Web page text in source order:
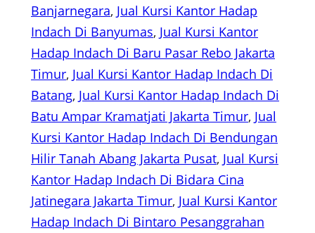
Banjarnegara, Jual Kursi Kantor Hadap
Indach Di Banyumas, Jual Kursi Kantor
Hadap Indach Di Baru Pasar Rebo Jakarta
Timur, Jual Kursi Kantor Hadap Indach Di
Batang, Jual Kursi Kantor Hadap Indach Di
Batu Ampar Kramatjati Jakarta Timur, Jual
Kursi Kantor Hadap Indach Di Bendungan
Hilir Tanah Abang Jakarta Pusat, Jual Kursi
Kantor Hadap Indach Di Bidara Cina
Jatinegara Jakarta Timur, Jual Kursi Kantor
Hadap Indach Di Bintaro Pesanggrahan